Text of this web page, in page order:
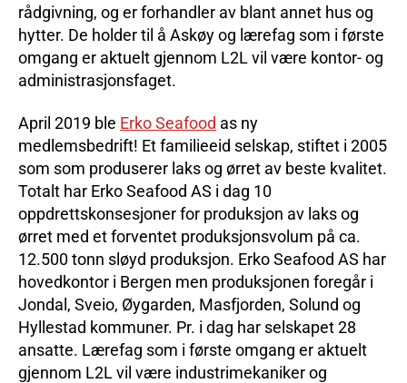
rådgivning, og er forhandler av blant annet hus og
hytter. De holder til å Askøy og lærefag som i første
omgang er aktuelt gjennom L2L vil være kontor- og
administrasjonsfaget.
April 2019 ble Erko Seafood as ny
medlemsbedrift! Et familieeid selskap, stiftet i 2005
som som produserer laks og ørret av beste kvalitet.
Totalt har Erko Seafood AS i dag 10
oppdrettskonsesjoner for produksjon av laks og
ørret med et forventet produksjonsvolum på ca.
12.500 tonn sløyd produksjon. Erko Seafood AS har
hovedkontor i Bergen men produksjonen foregår i
Jondal, Sveio, Øygarden, Masfjorden, Solund og
Hyllestad kommuner. Pr. i dag har selskapet 28
ansatte. Lærefag som i første omgang er aktuelt
gjennom L2L vil være industrimekaniker og